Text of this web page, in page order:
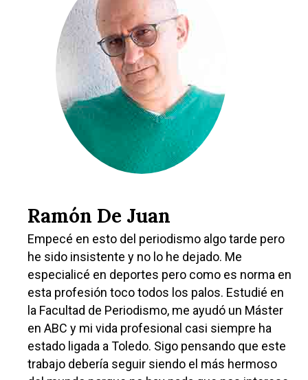
Ramón De Juan
Empecé en esto del periodismo algo tarde pero
he sido insistente y no lo he dejado. Me
especialicé en deportes pero como es norma en
esta profesión toco todos los palos. Estudié en
la Facultad de Periodismo, me ayudó un Máster
en ABC y mi vida profesional casi siempre ha
estado ligada a Toledo. Sigo pensando que este
trabajo debería seguir siendo el más hermoso
Castilla-La